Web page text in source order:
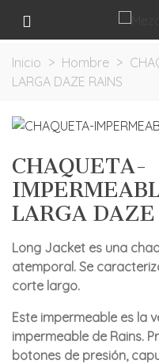
Inicio > Hombre >
LARGA DAZE RAINS
CHAQUETA-
LARGA
Long Jacket es una
atemporal. Se
corte largo.
Este impermeable es la
impermeable de Rains.
botones de presión,